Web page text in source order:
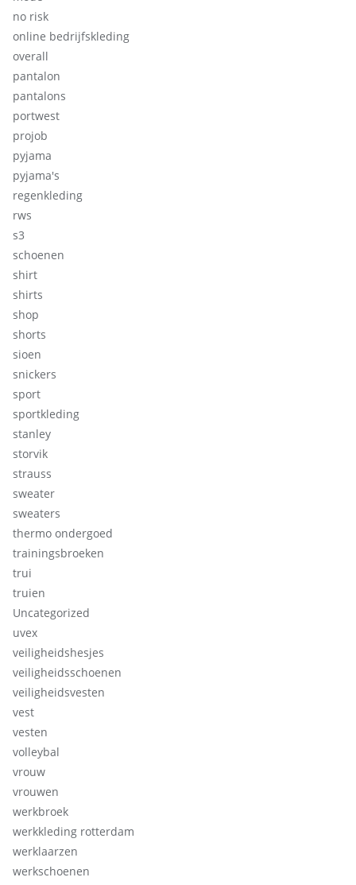
no risk
online bedrijfskleding
overall
pantalon
pantalons
portwest
projob
pyjama
pyjama's
regenkleding
rws
s3
schoenen
shirt
shirts
shop
shorts
sioen
snickers
sport
sportkleding
stanley
storvik
strauss
sweater
sweaters
thermo ondergoed
trainingsbroeken
trui
truien
Uncategorized
uvex
veiligheidshesjes
veiligheidsschoenen
veiligheidsvesten
vest
vesten
volleybal
vrouw
vrouwen
werkbroek
werkkleding rotterdam
werklaarzen
werkschoenen